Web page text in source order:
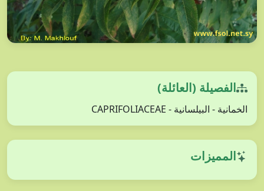
الفصيلة (العائلة)
الخمانية - البيلسانية - CAPRIFOLIACEAE
المميزات